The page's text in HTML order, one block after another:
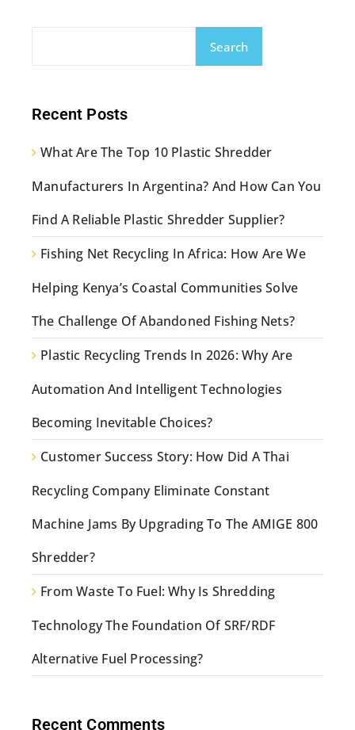
Search
Recent Posts
What Are The Top 10 Plastic Shredder
Manufacturers In Argentina? And How Can You
Find A Reliable Plastic Shredder Supplier?
Fishing Net Recycling In Africa: How Are We
Helping Kenya’s Coastal Communities Solve
The Challenge Of Abandoned Fishing Nets?
Plastic Recycling Trends In 2026: Why Are
Automation And Intelligent Technologies
Becoming Inevitable Choices?
Customer Success Story: How Did A Thai
Recycling Company Eliminate Constant
Machine Jams By Upgrading To The AMIGE 800
Shredder?
From Waste To Fuel: Why Is Shredding
Technology The Foundation Of SRF/RDF
Alternative Fuel Processing?
Recent Comments